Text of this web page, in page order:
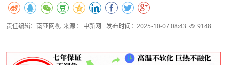
责任编辑：南亚网视 来源： 中新网 发布时间：2025-10-07 08:43 9148